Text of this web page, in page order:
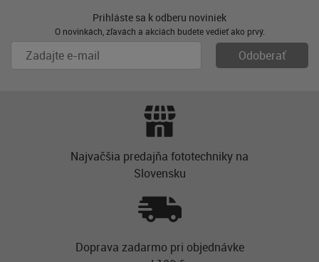
Prihláste sa k odberu noviniek
O novinkách, zľavách a akciách budete vedieť ako prvý.
Najvačšia predajňa fototechniky na
Slovensku
Doprava zadarmo pri objednávke